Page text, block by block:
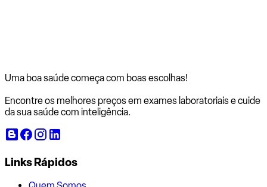
Uma boa saúde começa com boas escolhas!
Encontre os melhores preços em exames laboratoriais e cuide
da sua saúde com inteligência.
Links Rápidos